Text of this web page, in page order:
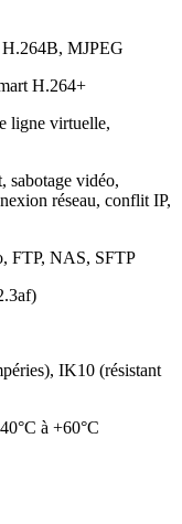
MJPEG
H.264+
ligne virtuelle,
sabotage vidéo,
réseau, conflit IP,
FTP, NAS, SFTP
IK10 (résistant
à +60°C